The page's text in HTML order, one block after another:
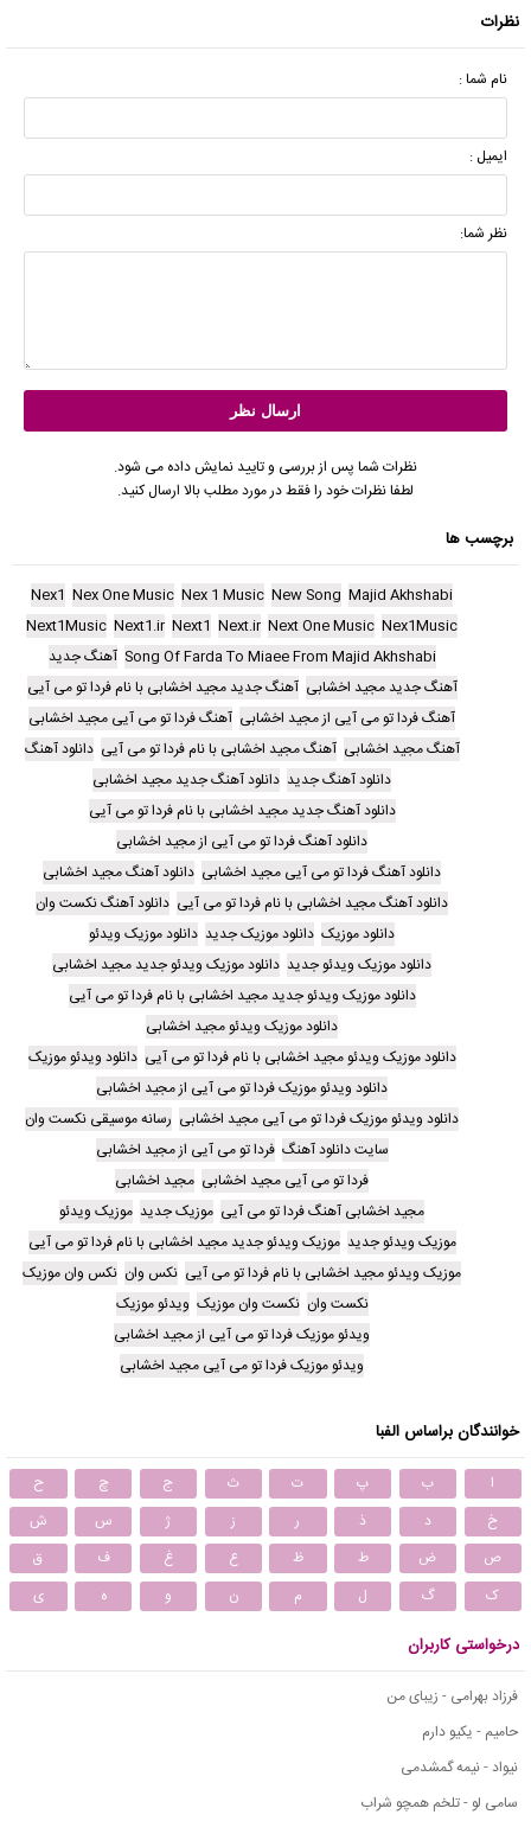
نظرات
نام شما :
ایمیل :
نظر شما:
نظرات شما پس از بررسی و تایید نمایش داده می شود.
لطفا نظرات خود را فقط در مورد مطلب بالا ارسال کنید.
برچسب ها
Majid Akhshabi
New Song
Nex 1 Music
Nex One Music
Nex1
Nex1Music
Next One Music
Next.ir
Next1
Next1.ir
Next1Music
Song Of Farda To Miaee From Majid Akhshabi آهنگ جدید
آهنگ جدید مجید اخشابی آهنگ جدید مجید اخشابی با نام فردا تو می آیی
آهنگ فردا تو می آیی از مجید اخشابی آهنگ فردا تو می آیی مجید اخشابی
آهنگ مجید اخشابی آهنگ مجید اخشابی با نام فردا تو می آیی دانلود آهنگ
دانلود آهنگ جدید دانلود آهنگ جدید مجید اخشابی
دانلود آهنگ جدید مجید اخشابی با نام فردا تو می آیی
دانلود آهنگ فردا تو می آیی از مجید اخشابی
دانلود آهنگ فردا تو می آیی مجید اخشابی دانلود آهنگ مجید اخشابی
دانلود آهنگ مجید اخشابی با نام فردا تو می آیی دانلود آهنگ نکست وان
دانلود موزیک دانلود موزیک جدید دانلود موزیک ویدئو
دانلود موزیک ویدئو جدید دانلود موزیک ویدئو جدید مجید اخشابی
دانلود موزیک ویدئو جدید مجید اخشابی با نام فردا تو می آیی
دانلود موزیک ویدئو مجید اخشابی
دانلود موزیک ویدئو مجید اخشابی با نام فردا تو می آیی دانلود ویدئو موزیک
دانلود ویدئو موزیک فردا تو می آیی از مجید اخشابی
دانلود ویدئو موزیک فردا تو می آیی مجید اخشابی رسانه موسیقی نکست وان
سایت دانلود آهنگ فردا تو می آیی از مجید اخشابی
فردا تو می آیی مجید اخشابی مجید اخشابی
مجید اخشابی آهنگ فردا تو می آیی موزیک جدید موزیک ویدئو
موزیک ویدئو جدید موزیک ویدئو جدید مجید اخشابی با نام فردا تو می آیی
موزیک ویدئو مجید اخشابی با نام فردا تو می آیی نکس وان نکس وان موزیک
نکست وان نکست وان موزیک ویدئو موزیک
ویدئو موزیک فردا تو می آیی از مجید اخشابی
ویدئو موزیک فردا تو می آیی مجید اخشابی
خوانندگان براساس الفبا
ا ب پ ت ث ج چ
ح
خ
د ذ ر ز ژ س
ش
ص
ض ط ظ ع غ ف
ق
ک
گ ل م ن و ه ی
درخواستی کاربران
فرزاد بهرامی - زیبای من
حامیم - یکیو دارم
نیواد - نیمه گمشدمی
سامی لو - تلخم همچو شراب